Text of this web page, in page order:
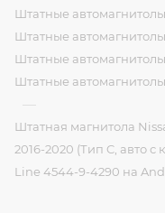
Штатные автомагнитолы
Штатные автомагнитолы
Штатные
Штатные автомагнитолы
—
Штатная магнитола
2016-2020 (Тип C, авто с
Line 4544-9-4290 на